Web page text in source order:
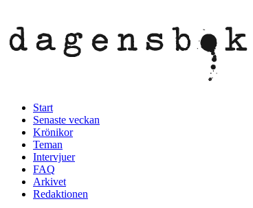
Start
Senaste veckan
Krönikor
Teman
Intervjuer
FAQ
Arkivet
Redaktionen